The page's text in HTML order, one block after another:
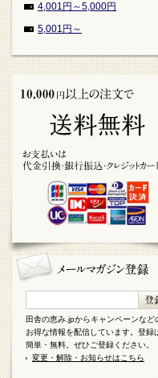
4,001円～5,000円
5,001円～
田舎の恵み.jpからキャンペーンなど
お得な情報を配信しています。登録
簡単・無料。ぜひご登録ください。
変更・解除・お知らせはこちら